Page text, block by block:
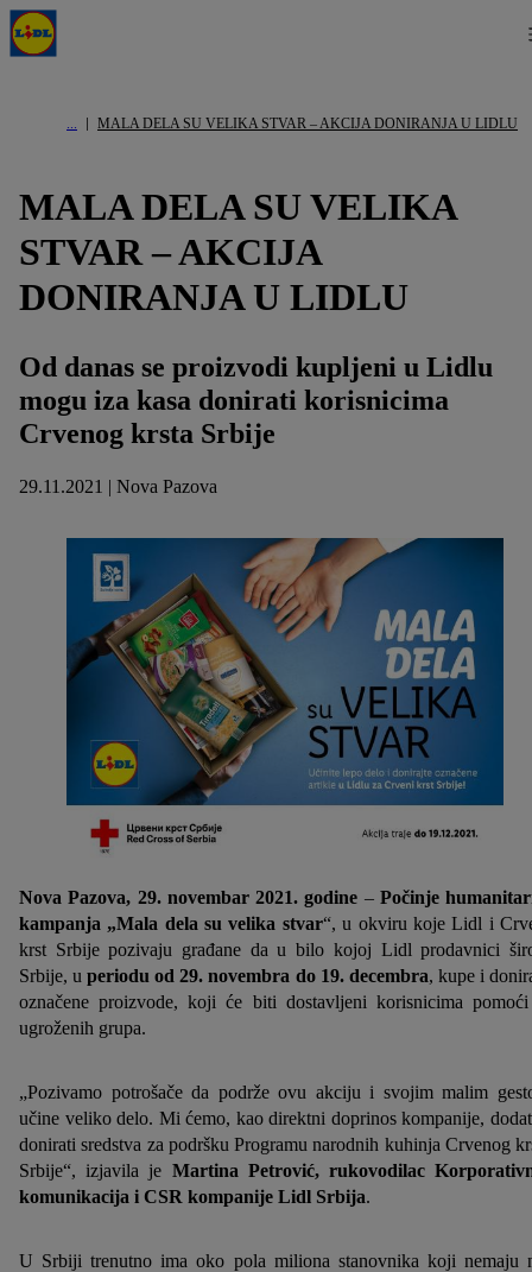
MALA DELA SU VELIKA STVAR – AKCIJA DONIRANJA U LIDLU
MALA DELA SU VELIKA
STVAR – AKCIJA
DONIRANJA U LIDLU
Od danas se proizvodi kupljeni u Lidlu
mogu iza kasa donirati korisnicima
Crvenog krsta Srbije
29.11.2021 | Nova Pazova
Nova Pazova, 29. novembar 2021. godine – Počinje
kampanja „Mala dela su velika stvar“, u okviru koje Lidl i
krst Srbije pozivaju građane da u bilo kojoj Lidl prodavnici
Srbije, uperiodu od 29. novembra do 19. decembra, kupe i
označene proizvode, koji će biti dostavljeni korisnicima
ugroženih grupa.
„Pozivamo potrošače da podrže ovu akciju i svojim malim
učine veliko delo. Mi ćemo, kao direktni doprinos kompanije,
donirati sredstva za podršku Programu narodnih kuhinja Crvenog
Srbije“, izjavila je Martina Petrović, rukovodilac
komunikacija i CSR kompanije Lidl Srbija.
U Srbiji trenutno ima oko pola miliona stanovnika koji nemaju